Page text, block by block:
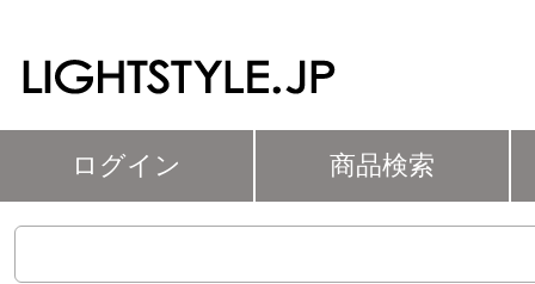
ログイン 商品検索